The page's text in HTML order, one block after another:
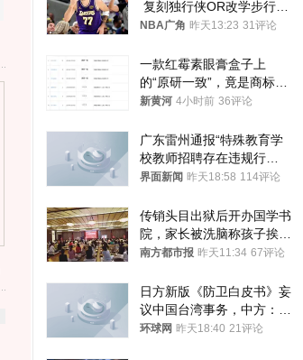
复刻独行侠OR改学步行
者？
NBA广角 昨天13:23 31评论
一款红霉素眼膏盒子上
的“原研一致”，竟是商标！
律师：极易误导消费者；网
新黄河 4小时前 36评论
广东雷州通报“特殊教育学
校教师招聘存在违规行
为”：已启动问责程序，副
界面新闻 昨天18:58 114评论
传销头目出狱后开办国学书
院，家长被洗脑称孩子挨打
才有效果
南方都市报 昨天11:34 67评论
日方新版《防卫白皮书》妄
议中国台湾事务，中方：强
烈不满、坚决反对，已向日
环球网 昨天18:40 21评论